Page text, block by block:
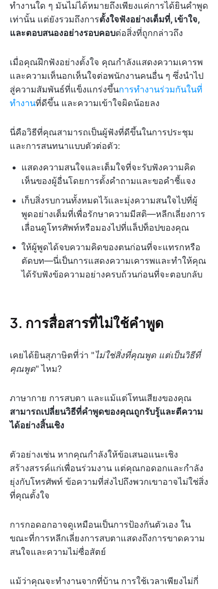
ทำงานใด ๆ มันไม่ได้หมายถึงเพียงแค่การได้ยินคำพูด
เท่านั้น แต่ยังรวมถึงการตั้งใจฟังอย่างเต็มที่, เข้าใจ,
และตอบสนองอย่างรอบคอบต่อสิ่งที่ถูกกล่าวถึง
เมื่อคุณฝึกฟังอย่างตั้งใจ คุณกำลังแสดงความเคารพ
และความเห็นอกเห็นใจต่อพนักงานคนอื่น ๆ ซึ่งนำไป
สู่ความสัมพันธ์ที่แข็งแกร่งขึ้นการทำงานร่วมกันในที่
ทำงานที่ดีขึ้น และความเข้าใจผิดน้อยลง
นี่คือวิธีที่คุณสามารถเป็นผู้ฟังที่ดีขึ้นในการประชุม
และการสนทนาแบบตัวต่อตัว:
แสดงความสนใจและเต็มใจที่จะรับฟังความคิด
เห็นของผู้อื่นโดยการตั้งคำถามและขอคำชี้แจง
เก็บสิ่งรบกวนทั้งหมดไว้และมุ่งความสนใจไปที่ผู้
พูดอย่างเต็มที่เพื่อรักษาความมีสติ—หลีกเลี่ยงการ
เลื่อนดูโทรศัพท์หรือมองไปที่แล็ปท็อปของคุณ
ให้ผู้พูดได้จบความคิดของตนก่อนที่จะแทรกหรือ
ตัดบท—นี่เป็นการแสดงความเคารพและทำให้คุณ
ได้รับฟังข้อความอย่างครบถ้วนก่อนที่จะตอบกลับ
3. การสื่อสารที่ไม่ใช้คำพูด
เคยได้ยินสุภาษิตที่ว่า "ไม่ใช่สิ่งที่คุณพูด แต่เป็นวิธีที่
คุณพูด" ไหม?
ภาษากาย การสบตา และแม้แต่โทนเสียงของคุณ
สามารถเปลี่ยนวิธีที่คำพูดของคุณถูกรับรู้และตีความ
ได้อย่างสิ้นเชิง
ตัวอย่างเช่น หากคุณกำลังให้ข้อเสนอแนะเชิง
สร้างสรรค์แก่เพื่อนร่วมงาน แต่คุณกอดอกและกำลัง
ยุ่งกับโทรศัพท์ ข้อความที่ส่งไปถึงพวกเขาอาจไม่ใช่สิ่ง
ที่คุณตั้งใจ
การกอดอกอาจดูเหมือนเป็นการป้องกันตัวเอง ใน
ขณะที่การหลีกเลี่ยงการสบตาแสดงถึงการขาดความ
สนใจและความไม่ซื่อสัตย์
แม้ว่าคุณจะทำงานจากที่บ้าน การใช้เวลาเพียงไม่กี่